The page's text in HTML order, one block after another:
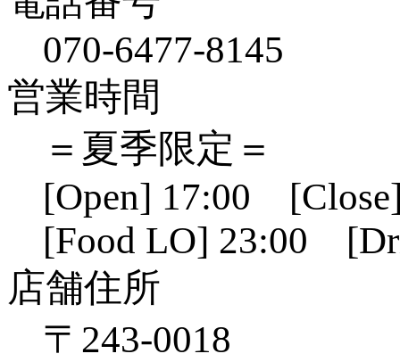
070-6477-8145
営業時間
＝夏季限定＝
[Open] 17:00
[Food LO] 23:00
店舗住所
〒243-0018